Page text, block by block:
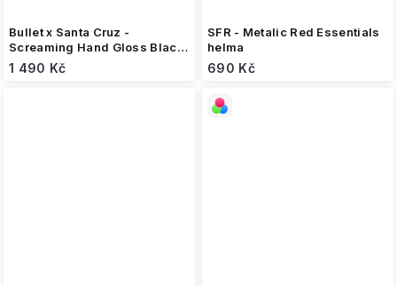
Bullet x Santa Cruz -
Screaming Hand Gloss Black
- helma
1 490 Kč
SFR - Metalic Red Essentials
helma
690 Kč